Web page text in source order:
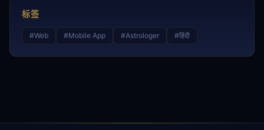
标签
#Web #Mobile App #Astrologer #हिंदी